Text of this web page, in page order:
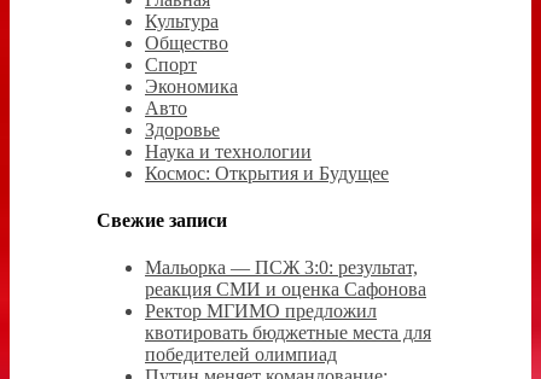
Культура
Общество
Спорт
Экономика
Авто
Здоровье
Наука и технологии
Космос: Открытия и Будущее
Свежие записи
Мальорка — ПСЖ 3:0: результат,
реакция СМИ и оценка Сафонова
Ректор МГИМО предложил
квотировать бюджетные места для
победителей олимпиад